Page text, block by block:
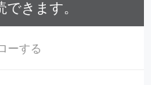
きます。
ーする